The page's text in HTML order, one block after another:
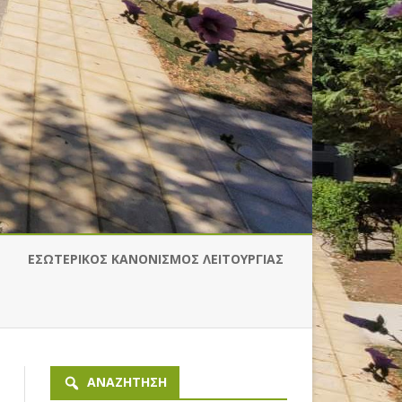
ΤΑ ΕΡΓΑΛΕΊΑ
ΕΣΩΤΕΡΙΚΟΣ ΚΑΝΟΝΙΣΜΟΣ ΛΕΙΤΟΥΡΓΙΑΣ
ΑΝΑΖΉΤΗΣΗ